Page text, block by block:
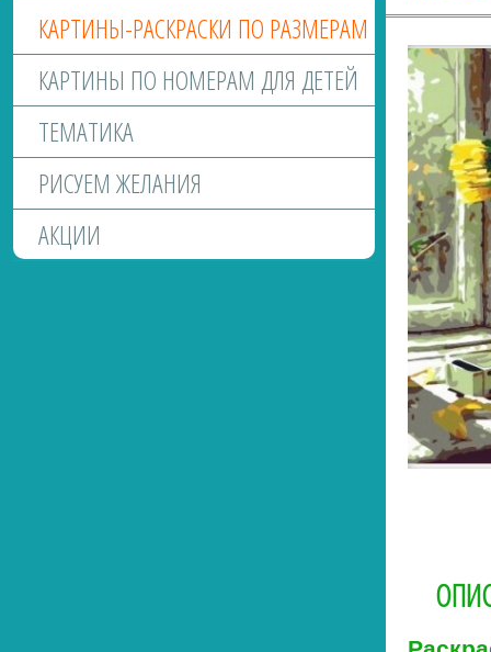
КАРТИНЫ-РАСКРАСКИ ПО РАЗМЕРАМ
КАРТИНЫ ПО НОМЕРАМ ДЛЯ ДЕТЕЙ
ТЕМАТИКА
РИСУЕМ ЖЕЛАНИЯ
АКЦИИ